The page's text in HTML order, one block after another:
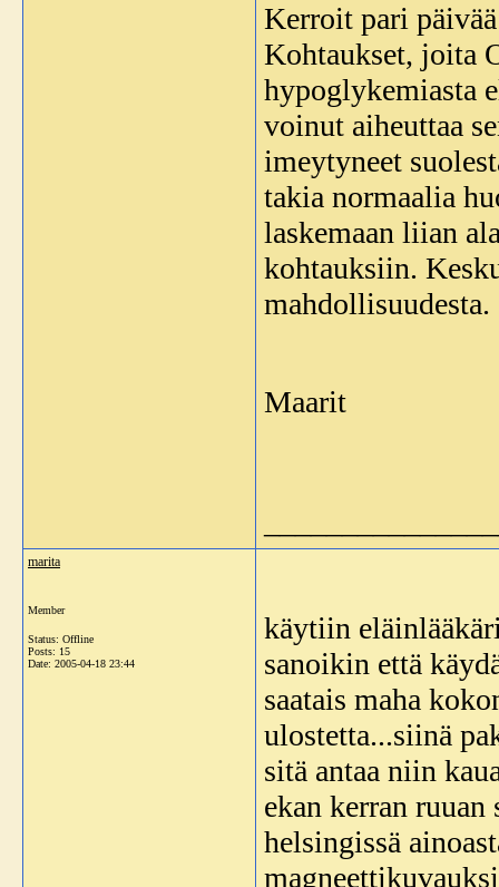
Kerroit pari
Kohtaukset, joita
hypoglykemiasta
voinut aiheuttaa
imeytyneet
takia normaalia
laskemaan liian
kohtauksiin.
mahdollisuudesta.
Maarit
marita
Member
Status: Offline
Posts: 15
Date: 2005-04-18 23:44
käytiin
sanoikin että
saatais maha
ulostetta...siinä
sitä antaa niin
ekan kerran
helsingissä